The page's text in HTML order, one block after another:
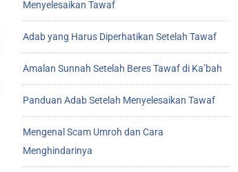
Menyelesaikan Tawaf
Adab yang Harus Diperhatikan Setelah Tawaf
Amalan Sunnah Setelah Beres Tawaf di Ka’bah
Panduan Adab Setelah Menyelesaikan Tawaf
Mengenal Scam Umroh dan Cara
Menghindarinya